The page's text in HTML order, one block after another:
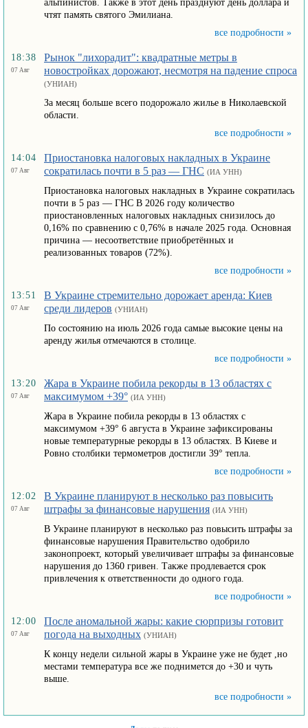
альпинистов. Также в этот день празднуют день доллара и
чтят память святого Эмилиана.
все подробности »
18:38
07 Авг
Рынок "лихорадит": квадратные метры в
новостройках дорожают, несмотря на падение спроса
(УНИАН)
За месяц больше всего подорожало жилье в Николаевской
области.
все подробности »
14:04
07 Авг
Приостановка налоговых накладных в Украине
сократилась почти в 5 раз — ГНС (ИА УНН)
Приостановка налоговых накладных в Украине сократилась
почти в 5 раз — ГНС В 2026 году количество
приостановленных налоговых накладных снизилось до
0,16% по сравнению с 0,76% в начале 2025 года. Основная
причина — несоответствие приобретённых и
реализованных товаров (72%).
все подробности »
13:51
07 Авг
В Украине стремительно дорожает аренда: Киев
среди лидеров (УНИАН)
По состоянию на июль 2026 года самые высокие цены на
аренду жилья отмечаются в столице.
все подробности »
13:20
07 Авг
Жара в Украине побила рекорды в 13 областях с
максимумом +39° (ИА УНН)
Жара в Украине побила рекорды в 13 областях с
максимумом +39° 6 августа в Украине зафиксированы
новые температурные рекорды в 13 областях. В Киеве и
Ровно столбики термометров достигли 39° тепла.
все подробности »
12:02
07 Авг
В Украине планируют в несколько раз повысить
штрафы за финансовые нарушения (ИА УНН)
В Украине планируют в несколько раз повысить штрафы за
финансовые нарушения Правительство одобрило
законопроект, который увеличивает штрафы за финансовые
нарушения до 1360 гривен. Также продлевается срок
привлечения к ответственности до одного года.
все подробности »
12:00
07 Авг
После аномальной жары: какие сюрпризы готовит
погода на выходных (УНИАН)
К концу недели сильной жары в Украине уже не будет ,но
местами температура все же поднимется до +30 и чуть
выше.
все подробности »